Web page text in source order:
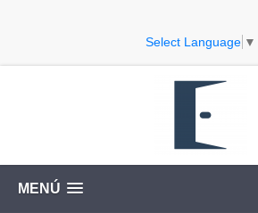
Select Language ▼
MENÚ